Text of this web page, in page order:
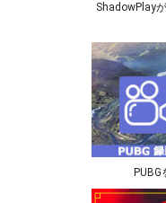
ShadowPlay